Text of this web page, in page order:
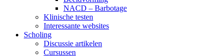
NACD – Barbotage
Klinische testen
Interessante websites
Scholing
Discussie artikelen
Cursussen